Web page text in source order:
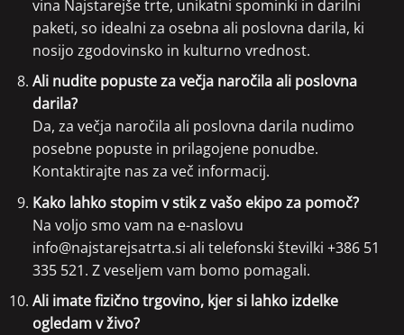
vina Najstarejše trte, unikatni spominki in darilni
paketi, so idealni za osebna ali poslovna darila, ki
nosijo zgodovinsko in kulturno vrednost.
Ali nudite popuste za večja naročila ali poslovna
darila?
Da, za večja naročila ali poslovna darila nudimo
posebne popuste in prilagojene ponudbe.
Kontaktirajte nas za več informacij.
Kako lahko stopim v stik z vašo ekipo za pomoč?
Na voljo smo vam na e-naslovu
info@najstarejsatrta.si ali telefonski številki +386 51
335 521. Z veseljem vam bomo pomagali.
Ali imate fizično trgovino, kjer si lahko izdelke
ogledam v živo?